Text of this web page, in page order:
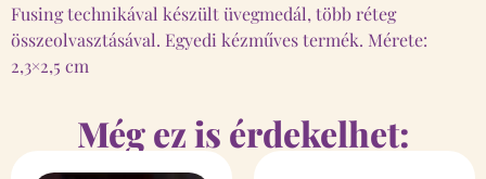
Fusing technikával készült üvegmedál, több réteg
összeolvasztásával. Egyedi kézműves termék. Mérete:
2,3×2,5 cm
Még ez is érdekelhet: